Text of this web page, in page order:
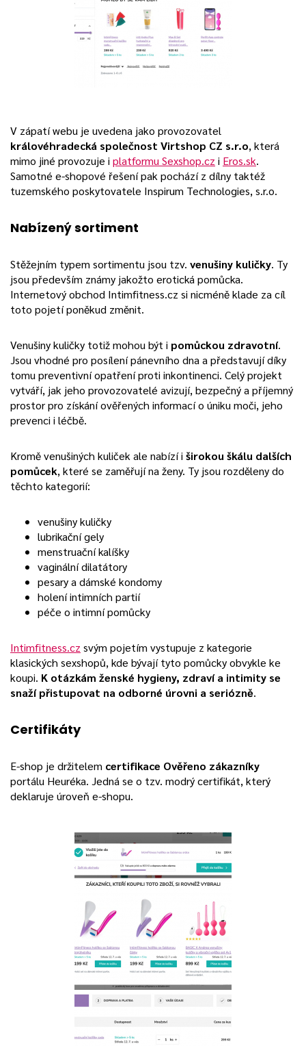
V zápatí webu je uvedena jako provozovatel
královéhradecká společnost Virtshop CZ s.r.o, která
mimo jiné provozuje i platformu Sexshop.cz i Eros.sk.
Samotné e-shopové řešení pak pochází z dílny taktéž
tuzemského poskytovatele Inspirum Technologies, s.r.o.
Nabízený sortiment
Stěžejním typem sortimentu jsou tzv. venušiny kuličky. Ty
jsou především známy jakožto erotická pomůcka.
Internetový obchod Intimfitness.cz si nicméně klade za cíl
toto pojetí poněkud změnit.
Venušiny kuličky totiž mohou být i pomůckou zdravotní.
Jsou vhodné pro posílení pánevního dna a představují díky
tomu preventivní opatření proti inkontinenci. Celý projekt
vytváří, jak jeho provozovatelé avizují, bezpečný a příjemný
prostor pro získání ověřených informací o úniku moči, jeho
prevenci i léčbě.
Kromě venušiných kuliček ale nabízí i širokou škálu dalších
pomůcek, které se zaměřují na ženy. Ty jsou rozděleny do
těchto kategorií:
venušiny kuličky
lubrikační gely
menstruační kalíšky
vaginální dilatátory
pesary a dámské kondomy
holení intimních partií
péče o intimní pomůcky
Intimfitness.cz svým pojetím vystupuje z kategorie
klasických sexshopů, kde bývají tyto pomůcky obvykle ke
koupi. K otázkám ženské hygieny, zdraví a intimity se
snaží přistupovat na odborné úrovni a seriózně.
Certifikáty
E-shop je držitelem certifikace Ověřeno zákazníky
portálu Heuréka. Jedná se o tzv. modrý certifikát, který
deklaruje úroveň e-shopu.